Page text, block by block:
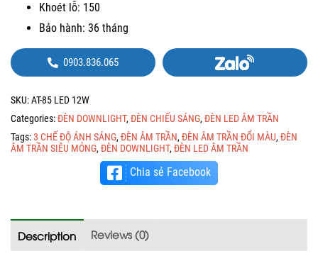
Khoét lỗ: 150
Bảo hành: 36 tháng
0903.836.065
SKU:AT-85 LED 12W
Categories:ĐÈN DOWNLIGHT, ĐÈN CHIẾU SÁNG, ĐÈN LED ÂM TRẦN
Tags:3 CHẾ ĐỘ ÁNH SÁNG, ĐÈN ÂM TRẦN, ĐÈN ÂM TRẦN ĐỔI MÀU, ĐÈN
ÂM TRẦN SIÊU MỎNG, ĐÈN DOWNLIGHT, ĐÈN LED ÂM TRẦN
Chia sẻ Facebook
Description Reviews (0)